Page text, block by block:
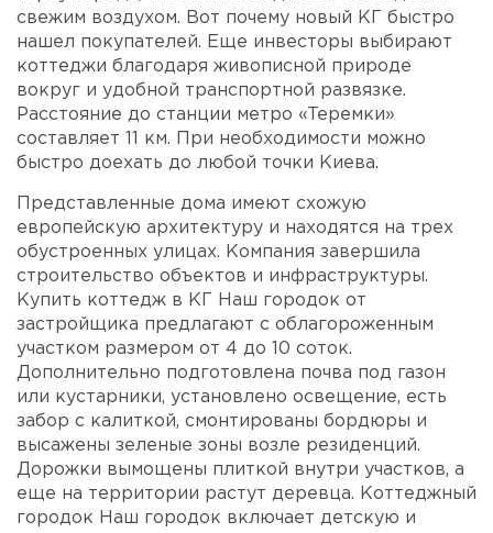
свежим воздухом. Вот почему новый КГ быстро
нашел покупателей. Еще инвесторы выбирают
коттеджи благодаря живописной природе
вокруг и удобной транспортной развязке.
Расстояние до станции метро «Теремки»
составляет 11 км. При необходимости можно
быстро доехать до любой точки Киева.
Представленные дома имеют схожую
европейскую архитектуру и находятся на трех
обустроенных улицах. Компания завершила
строительство объектов и инфраструктуры.
Купить коттедж в КГ Наш городок от
застройщика предлагают с облагороженным
участком размером от 4 до 10 соток.
Дополнительно подготовлена почва под газон
или кустарники, установлено освещение, есть
забор с калиткой, смонтированы бордюры и
высажены зеленые зоны возле резиденций.
Дорожки вымощены плиткой внутри участков, а
еще на территории растут деревца. Коттеджный
городок Наш городок включает детскую и